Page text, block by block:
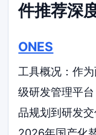
件推荐深
ONES
工具概况：作
级研发管理平
品规划到研发